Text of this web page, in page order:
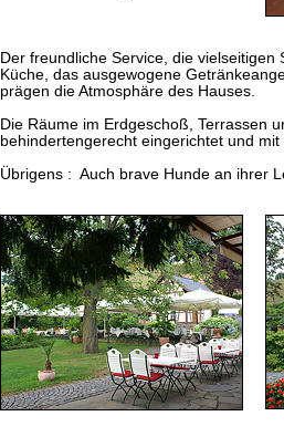
Der freundliche Service, die vielseitigen
Küche, das ausgewogene
prägen die Atmosphäre des Hauses.
Die Räume im Erdgeschoß, Terrassen
behindertengerecht eingerichtet und
Übrigens : Auch brave Hunde an ihrer